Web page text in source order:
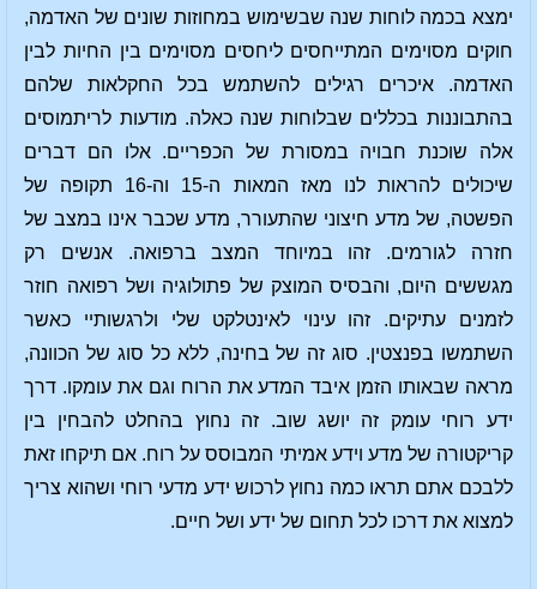
ימצא בכמה לוחות שנה שבשימוש במחוזות שונים של האדמה,
חוקים מסוימים המתייחסים ליחסים מסוימים בין החיות לבין
האדמה. איכרים רגילים להשתמש בכל החקלאות שלהם
בהתבוננות בכללים שבלוחות שנה כאלה. מודעות לריתמוסים
אלה שוכנת חבויה במסורת של הכפריים. אלו הם דברים
שיכולים להראות לנו מאז המאות ה-15 וה-16 תקופה של
הפשטה, של מדע חיצוני שהתעורר, מדע שכבר אינו במצב של
חזרה לגורמים. זהו במיוחד המצב ברפואה. אנשים רק
מגששים היום, והבסיס המוצק של פתולוגיה ושל רפואה חוזר
לזמנים עתיקים. זהו עינוי לאינטלקט שלי ולרגשותיי כאשר
השתמשו בפנצטין. סוג זה של בחינה, ללא כל סוג של הכוונה,
מראה שבאותו הזמן איבד המדע את הרוח וגם את עומקו. דרך
ידע רוחי עומק זה יושג שוב. זה נחוץ בהחלט להבחין בין
קריקטורה של מדע וידע אמיתי המבוסס על רוח. אם תיקחו זאת
ללבכם אתם תראו כמה נחוץ לרכוש ידע מדעי רוחי ושהוא צריך
למצוא את דרכו לכל תחום של ידע ושל חיים.